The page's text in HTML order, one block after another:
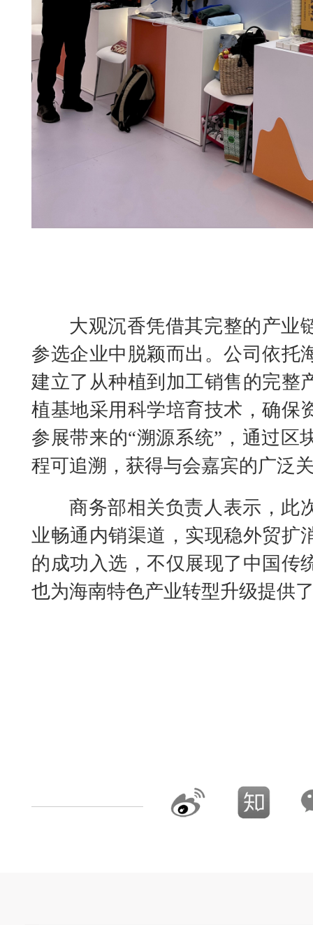
大观沉香凭借其完整的产业
参选企业中脱颖而出。公司依托
建立了从种植到加工销售的完整
植基地采用科学培育技术，确保
参展带来的“溯源系统”，通过区
程可追溯，获得与会嘉宾的广泛
商务部相关负责人表示，此
业畅通内销渠道，实现稳外贸扩
的成功入选，不仅展现了中国传
也为海南特色产业转型升级提供